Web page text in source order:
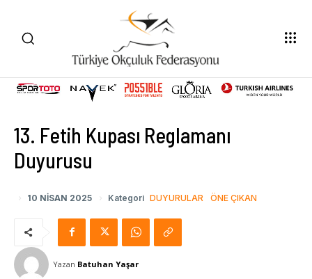
13. Fetih Kupası Reglamanı
Duyurusu
10 NISAN 2025 Kategori DUYURULAR ÖNE ÇIKAN
Yazan Batuhan Yaşar